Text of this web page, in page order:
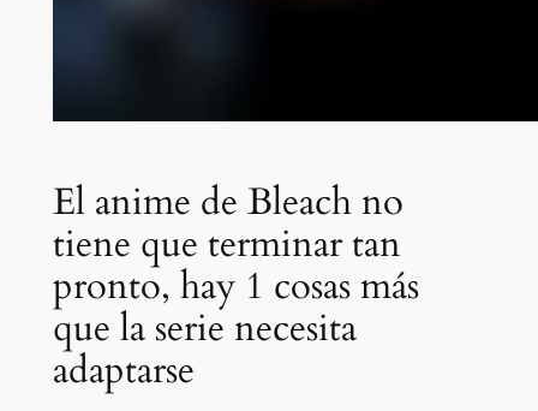
El anime de Bleach no
tiene que terminar tan
pronto, hay 1 cosas más
que la serie necesita
adaptarse